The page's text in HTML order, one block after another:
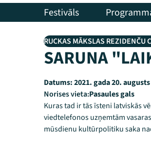
Festivāls
RUCKAS MĀKSLAS REZIDENČU
SARUNA
Datums:2021. gada 20. augusts
Norises vieta:Pasaules gals
Kuras tad ir tās īsteni latviskās
viedtelefonos uzņemtām
mūsdienu kultūrpolitiku saka